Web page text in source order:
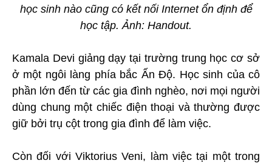
học sinh nào cũng có kết nối Internet ổn định để
học tập. Ảnh: Handout.
Kamala Devi giảng dạy tại trường trung học cơ sở
ở một ngôi làng phía bắc Ấn Độ. Học sinh của cô
phần lớn đến từ các gia đình nghèo, nơi mọi người
dùng chung một chiếc điện thoại và thường được
giữ bởi trụ cột trong gia đình để làm việc.
Còn đối với Viktorius Veni, làm việc tại một trong